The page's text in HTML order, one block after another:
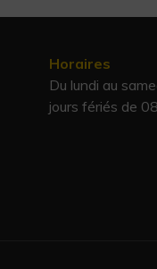
Horaires
Du lundi au
jours fériés de